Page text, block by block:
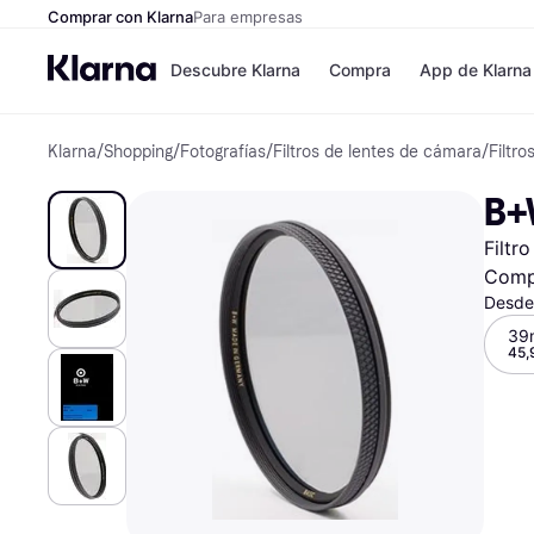
Comprar con KlarnaPara empresas
Descubre Klarna
Formas de pago
Paga ahora
Paga en 3 plazos
Paga en 30 días
Financiación
Klarna en Apple
Compra
Tiendas
Zalando
JD Sports
Directorio de
App de Klarna
Klarna/Shopping/Fotografías/Filtros de lentes de cámara/